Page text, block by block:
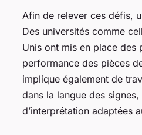
Afin de relever ces défis,
Des universités comme
Unis ont mis en place
performance des pièces
implique également de
dans la langue des
d’interprétation adaptées